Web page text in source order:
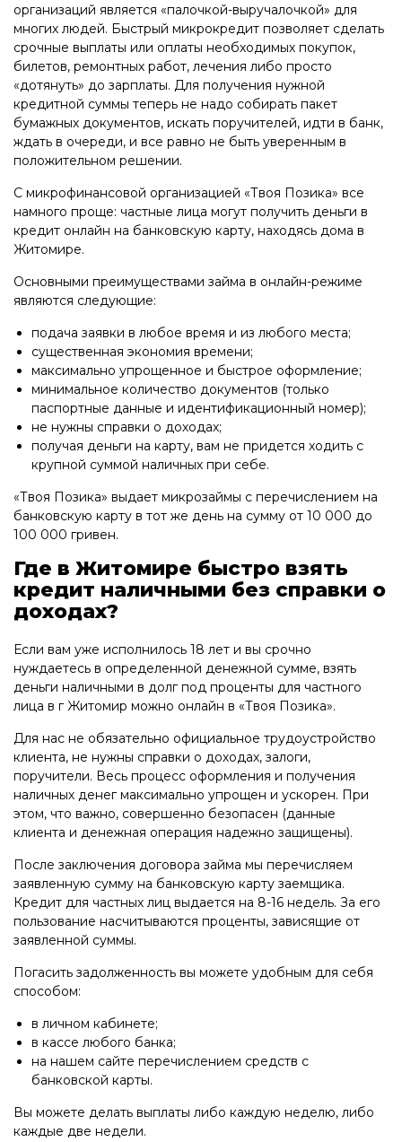
организаций является «палочкой-выручалочкой» для
многих людей. Быстрый микрокредит позволяет сделать
срочные выплаты или оплаты необходимых покупок,
билетов, ремонтных работ, лечения либо просто
«дотянуть» до зарплаты. Для получения нужной
кредитной суммы теперь не надо собирать пакет
бумажных документов, искать поручителей, идти в банк,
ждать в очереди, и все равно не быть уверенным в
положительном решении.
С микрофинансовой организацией «Твоя Позика» все
намного проще: частные лица могут получить деньги в
кредит онлайн на банковскую карту, находясь дома в
Житомире.
Основными преимуществами займа в онлайн-режиме
являются следующие:
подача заявки в любое время и из любого места;
существенная экономия времени;
максимально упрощенное и быстрое оформление;
минимальное количество документов (только
паспортные данные и идентификационный номер);
не нужны справки о доходах;
получая деньги на карту, вам не придется ходить с
крупной суммой наличных при себе.
«Твоя Позика» выдает микрозаймы с перечислением на
банковскую карту в тот же день на сумму от 10 000 до
100 000 гривен.
Где в Житомире быстро взять
кредит наличными без справки о
доходах?
Если вам уже исполнилось 18 лет и вы срочно
нуждаетесь в определенной денежной сумме, взять
деньги наличными в долг под проценты для частного
лица в г Житомир можно онлайн в «Твоя Позика».
Для нас не обязательно официальное трудоустройство
клиента, не нужны справки о доходах, залоги,
поручители. Весь процесс оформления и получения
наличных денег максимально упрощен и ускорен. При
этом, что важно, совершенно безопасен (данные
клиента и денежная операция надежно защищены).
После заключения договора займа мы перечисляем
заявленную сумму на банковскую карту заемщика.
Кредит для частных лиц выдается на 8-16 недель. За его
пользование насчитываются проценты, зависящие от
заявленной суммы.
Погасить задолженность вы можете удобным для себя
способом:
в личном кабинете;
в кассе любого банка;
на нашем сайте перечислением средств с
банковской карты.
Вы можете делать выплаты либо каждую неделю, либо
каждые две недели.